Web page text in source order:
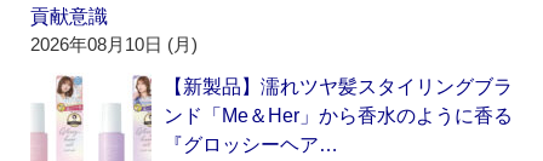
貢献意識
2026年08月10日 (月)
【新製品】濡れツヤ髪スタイリングブラ
ンド「Me＆Her」から香水のように香る
『グロッシーヘア…